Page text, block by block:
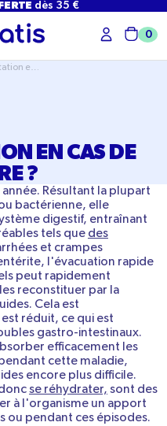
dès 35 €
0
La déshydratation en cas de gastro : que faire ?
EN CAS DE
?
Résultant la plupart
bactérienne, elle
digestif, entraînant
tels que des
et crampes
l'évacuation rapide
peut rapidement
reconstituer par la
Cela est
réduit, ce qui est
gastro-intestinaux.
efficacement les
cette maladie,
encore plus difficile.
se réhydrater, sont des
à l'organisme un apport
ou pendant ces épisodes.